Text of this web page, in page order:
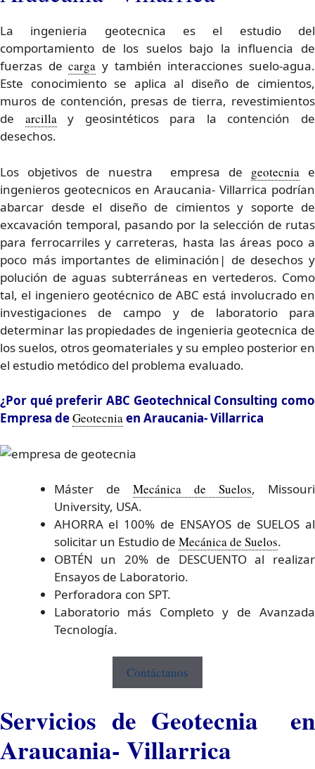
La ingenieria geotecnica es el estudio del
comportamiento de los suelos bajo la influencia de
fuerzas decarga y también interacciones suelo-agua.
Este conocimiento se aplica al diseño de cimientos,
muros de contención, presas de tierra, revestimientos
de arcillay geosintéticos para la contención de
desechos.
Los objetivos de nuestra empresa de geotecnia e
ingenieros geotecnicos en Araucania- Villarrica podrían
abarcar desde el diseño de cimientos y soporte de
excavación temporal, pasando por la selección de rutas
para ferrocarriles y carreteras, hasta las áreas poco a
poco más importantes de eliminación| de desechos y
polución de aguas subterráneas en vertederos. Como
tal, el ingeniero geotécnico de ABC está involucrado en
investigaciones de campo y de laboratorio para
determinar las propiedades de ingenieria geotecnica de
los suelos, otros geomateriales y su empleo posterior en
el estudio metódico del problema evaluado.
¿Por qué preferir ABC Geotechnical Consulting como
Empresa deGeotecniaen Araucania- Villarrica
Máster de Mecánica de Suelos, Missouri
University, USA.
AHORRA el 100% de ENSAYOS de SUELOS al
solicitar un Estudio de Mecánica de Suelos.
OBTÉN un 20% de DESCUENTO al realizar
Ensayos de Laboratorio.
Perforadora con SPT.
Laboratorio más Completo y de Avanzada
Tecnología.
Contáctanos
Servicios de Geotecnia en
Araucania- Villarrica